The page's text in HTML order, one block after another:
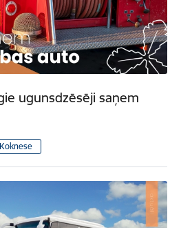
ugunsdzēsēji saņem
Koknese